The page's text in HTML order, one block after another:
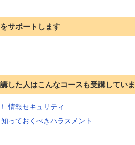
サポートします
した人はこんなコースも受講してい
情報セキュリティ
っておくべきハラスメント